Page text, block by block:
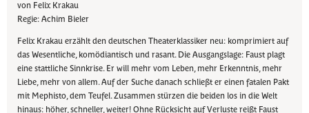
von Felix Krakau
Regie: Achim Bieler
Felix Krakau erzählt den deutschen Theaterklassiker neu: komprimiert auf
das Wesentliche, komödiantisch und rasant. Die Ausgangslage: Faust plagt
eine stattliche Sinnkrise. Er will mehr vom Leben, mehr Erkenntnis, mehr
Liebe, mehr von allem. Auf der Suche danach schließt er einen fatalen Pakt
mit Mephisto, dem Teufel. Zusammen stürzen die beiden los in die Welt
hinaus: höher, schneller, weiter! Ohne Rücksicht auf Verluste reißt Faust